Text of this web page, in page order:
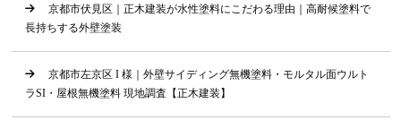
京都市伏見区｜正木建装が水性塗料にこだわる理由｜高耐候塗料で
長持ちする外壁塗装
京都市左京区 I 様｜外壁サイディング無機塗料・モルタル面ウルト
ラSI・屋根無機塗料 現地調査【正木建装】